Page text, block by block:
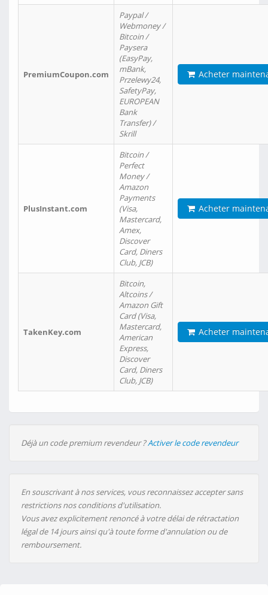
PremiumCoupon.com
Paypal /
Webmoney /
Bitcoin /
Paysera
(EasyPay,
mBank,
Przelewy24,
SafetyPay,
EUROPEAN
Bank
Transfer) /
Skrill
Acheter
PlusInstant.com
Bitcoin /
Perfect
Money /
Amazon
Payments
(Visa,
Mastercard,
Amex,
Discover
Card, Diners
Club, JCB)
Acheter
TakenKey.com
Bitcoin,
Altcoins /
Amazon Gift
Card (Visa,
Mastercard,
American
Express,
Discover
Card, Diners
Club, JCB)
Acheter
Déjà un code premium revendeur ?Activer le code revendeur
En souscrivant à nos services, vous reconnaissez accepter sans
restrictions nos conditions d'utilisation.
Vous avez explicitement renoncé à votre délai de rétractation
légal de 14 jours ainsi qu'à toute forme d'annulation ou de
remboursement.